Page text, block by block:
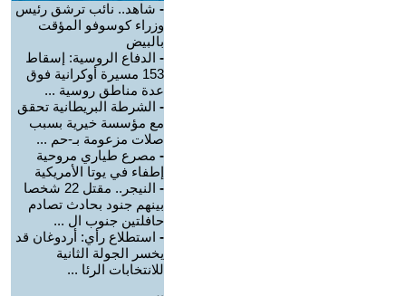
- شاهد.. نائب ترشق رئيس
وزراء كوسوفو المؤقت
بالبيض
- الدفاع الروسية: إسقاط
153 مسيرة أوكرانية فوق
عدة مناطق روسية ...
- الشرطة البريطانية تحقق
مع مؤسسة خيرية بسبب
صلات مزعومة بـ-حم ...
- مصرع طياري مروحية
إطفاء في يوتا الأمريكية
-
النيجر.. مقتل 22 شخصا
بينهم جنود بحادث تصادم
حافلتين جنوب ال ...
- استطلاع رأي: أردوغان قد
يخسر الجولة الثانية
للانتخابات الرئا ...